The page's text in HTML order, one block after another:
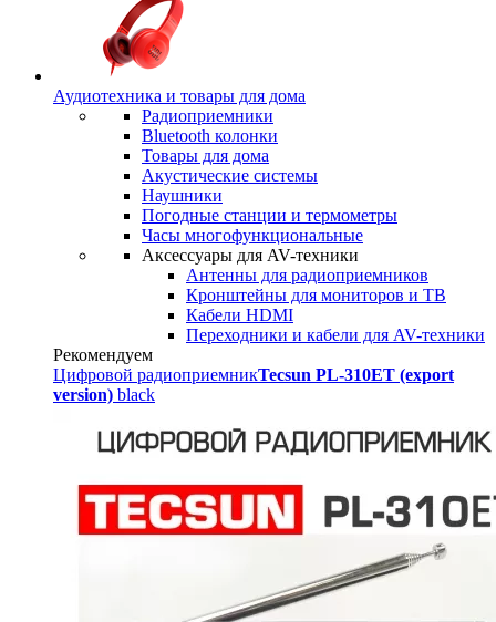
Аудиотехника и товары для дома
Радиоприемники
Bluetooth колонки
Товары для дома
Акустические системы
Наушники
Погодные станции и термометры
Часы многофункциональные
Аксессуары для AV-техники
Антенны для радиоприемников
Кронштейны для мониторов и ТВ
Кабели HDMI
Переходники и кабели для AV-техники
Рекомендуем
Цифровой радиоприемникTecsun PL-310ET (export
version) black